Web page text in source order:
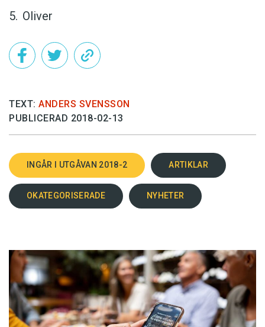
Oliver
TEXT: ANDERS SVENSSON
PUBLICERAD 2018-02-13
INGÅR I UTGÅVAN 2018-2 ARTIKLAR
OKATEGORISERADE NYHETER